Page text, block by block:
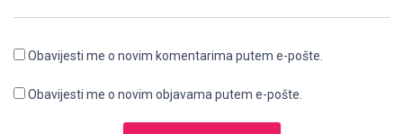
Obavijesti me o novim komentarima putem e-pošte.
Obavijesti me o novim objavama putem e-pošte.